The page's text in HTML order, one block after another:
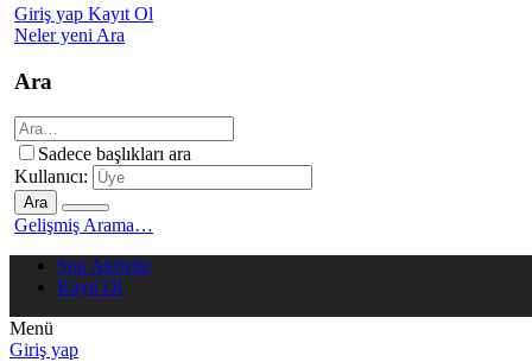
Giriş yap Kayıt Ol
Neler yeni Ara
Ara
Sadece başlıkları ara
Kullanıcı:
Ara
Gelişmiş Arama…
Son Aktivite
Kayıt Ol
Menü
Giriş yap